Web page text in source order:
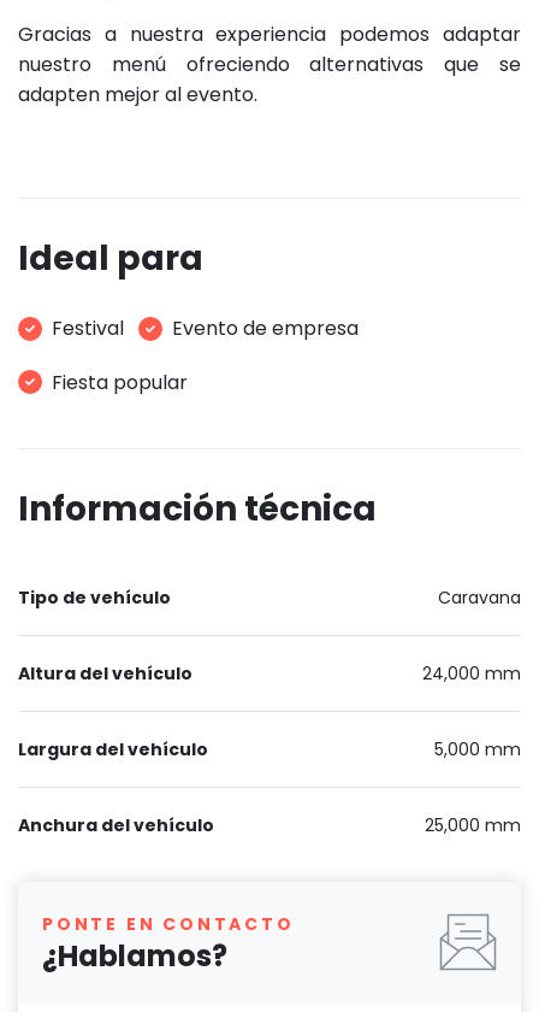
Gracias a nuestra experiencia podemos adaptar
nuestro menú ofreciendo alternativas que se
adapten mejor al evento.
Ideal para
Festival
Evento de empresa
Fiesta popular
Información técnica
Tipo de vehículo Caravana
Altura del vehículo 24,000 mm
Largura del vehículo 5,000 mm
Anchura del vehículo 25,000 mm
PONTE EN CONTACTO
¿Hablamos?